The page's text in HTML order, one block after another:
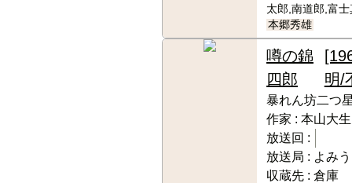
太郎,南道郎,富
本郷秀雄
噂の錦
四郎
明/
暴れん坊二つ
作家 : 本山大
放送回 :
放送局 : よみ
収蔵先 : 倉庫